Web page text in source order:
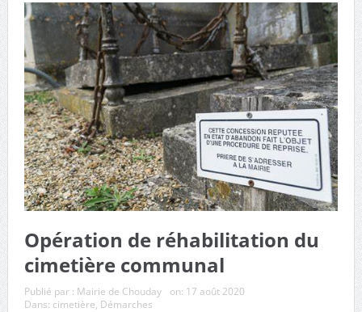
Opération de réhabilitation du
cimetière communal
Publié par : Mairie de Chouday on: 17 août 2020
Dans: cimetière, Démarches